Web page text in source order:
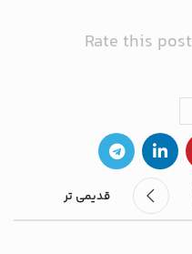
Rate this post
قدیمی تر